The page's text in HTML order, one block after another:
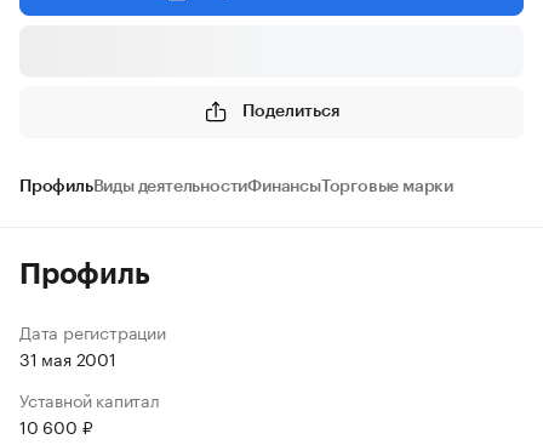
Поделиться
ПрофильВиды деятельностиФинансыТорговые марки
Профиль
Дата регистрации
31 мая 2001
Уставной капитал
10 600 ₽